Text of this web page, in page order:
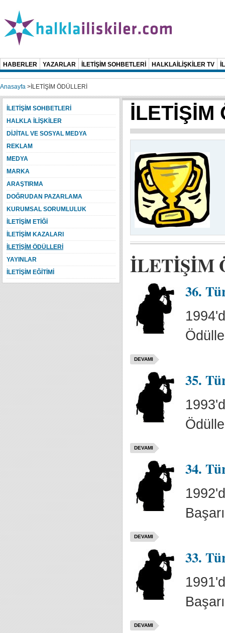
HABERLER YAZARLAR İLETİŞİM SOHBETLERİ HALKLAİLİŞKİLER TV
Anasayfa > İLETİŞİM ÖDÜLLERİ
İLETİŞİM
İLETİŞİM
36.
DEVAMI
35.
DEVAMI
34.
DEVAMI
33.
DEVAMI
İLETİŞİM SOHBETLERİ
HALKLA İLİŞKİLER
DİJİTAL VE SOSYAL MEDYA
REKLAM
MEDYA
MARKA
ARAŞTIRMA
DOĞRUDAN PAZARLAMA
KURUMSAL SORUMLULUK
İLETİŞİM ETİĞİ
İLETİŞİM KAZALARI
İLETİŞİM ÖDÜLLERİ
YAYINLAR
İLETİŞİM EĞİTİMİ